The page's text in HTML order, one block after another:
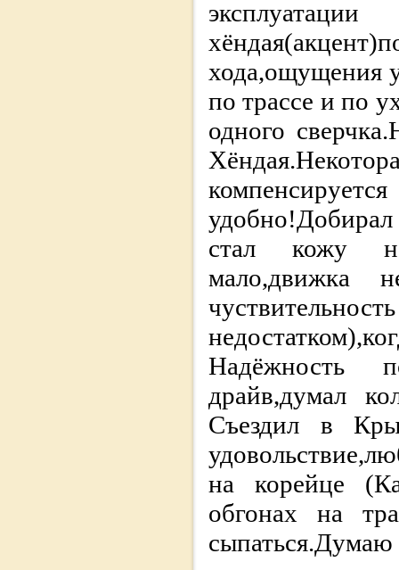
хода,ощущения
по трассе и по
одного
стал кожу на
мало,движка
Надёжность
драйв,думал
Съездил в
на корейце
обгонах на
сыпаться.Думаю